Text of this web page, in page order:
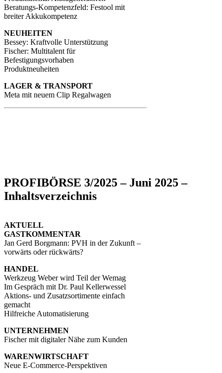
Beratungs-Kompetenzfeld: Festool mit
breiter Akkukompetenz
NEUHEITEN
Bessey: Kraftvolle Unterstützung
Fischer: Multitalent für
Befestigungsvorhaben
Produktneuheiten
LAGER & TRANSPORT
Meta mit neuem Clip Regalwagen
PROFIBÖRSE 3/2025 – Juni 2025 –
Inhaltsverzeichnis
AKTUELL
GASTKOMMENTAR
Jan Gerd Borgmann: PVH in der Zukunft –
vorwärts oder rückwärts?
HANDEL
Werkzeug Weber wird Teil der Wemag
Im Gespräch mit Dr. Paul Kellerwessel
Aktions- und Zusatzsortimente einfach
gemacht
Hilfreiche Automatisierung
UNTERNEHMEN
Fischer mit digitaler Nähe zum Kunden
WARENWIRTSCHAFT
Neue E-Commerce-Perspektiven